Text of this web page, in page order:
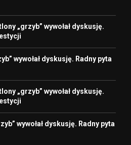
„grzyb” wywołał dyskusję.
wywołał dyskusję. Radny pyta
„grzyb” wywołał dyskusję.
wywołał dyskusję. Radny pyta